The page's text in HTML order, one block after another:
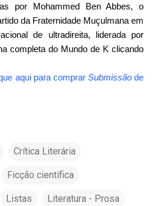
por Mohammed Ben Abbes, o
da Fraternidade Muçulmana em
de ultradireita, liderada por
completa do Mundo de K clicando
aqui para comprar Submissãode
Crítica Literária
Ficção científica
Listas Literatura - Prosa